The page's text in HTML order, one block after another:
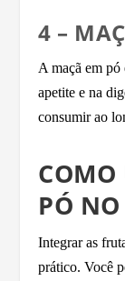
4 –
A maçã em
apetite e na
consumir ao
COMO
PÓ
Integrar as
prático. Você